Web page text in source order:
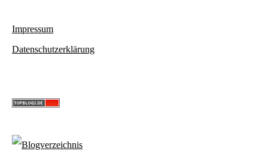
Impressum
Datenschutzerklärung